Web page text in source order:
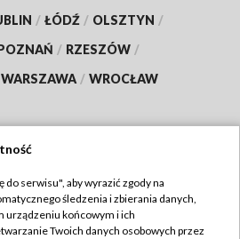
/ ŁÓDŹ / OLSZTYN /
/ RZESZÓW /
WARSZAWA / WROCŁAW
TVP
serwisu", aby wyrazić zgody na
śledzenia i zbierania danych,
urządzeniu końcowym i ich
Twoich danych osobowych przez